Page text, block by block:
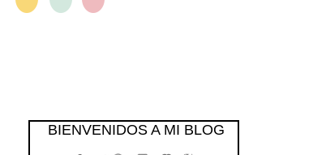
BIENVENIDOS A MI BLOG